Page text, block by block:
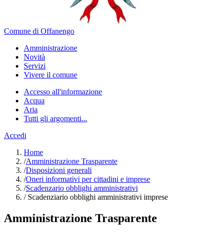
Comune di Offanengo
Amministrazione
Novità
Servizi
Vivere il comune
Accesso all'informazione
Acqua
Aria
Tutti gli argomenti...
Accedi
Home
/Amministrazione Trasparente
/Disposizioni generali
/Oneri informativi per cittadini e imprese
/Scadenzario obblighi amministrativi
/Scadenziario obblighi amministrativi imprese
Amministrazione Trasparente